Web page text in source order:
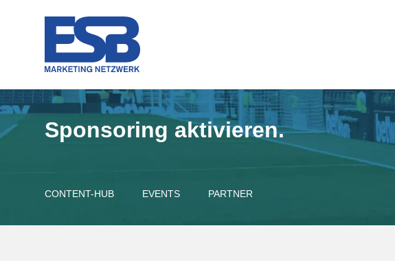
Sponsoring aktivieren.
CONTENT-HUB EVENTS PARTNER